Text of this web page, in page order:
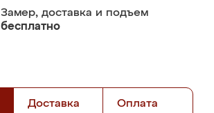
Замер, доставка и подъем
бесплатно
Доставка Оплата